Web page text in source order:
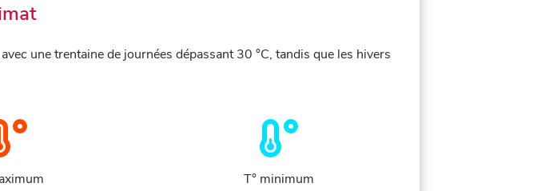
une trentaine de journées dépassant 30 °C, tandis que les hivers
T° minimum